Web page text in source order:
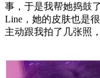
事，于是我帮她捣鼓
Line，她的皮肤也是
主动跟我拍了几张照